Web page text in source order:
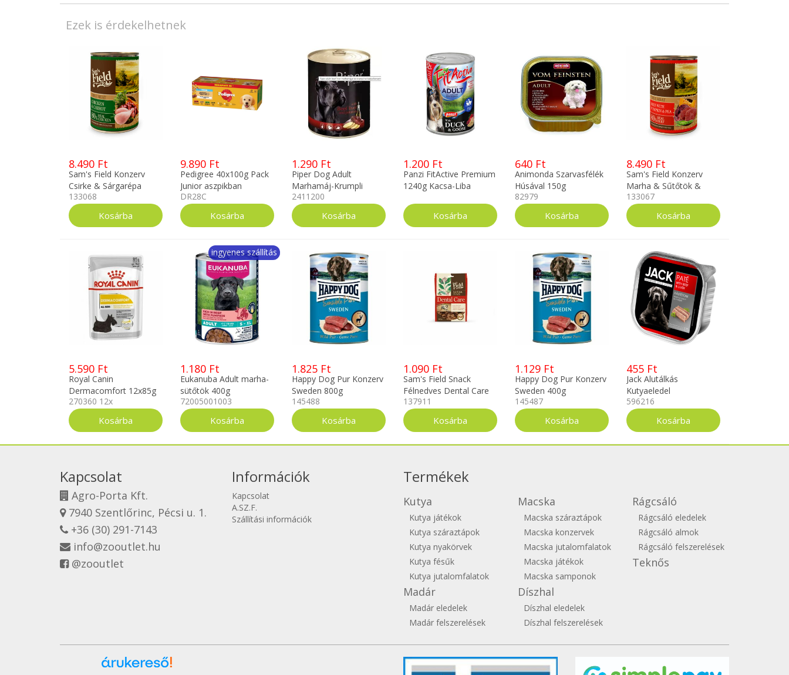
Ezek is érdekelhetnek
8.490 Ft
Sam's Field Konzerv
Csirke & Sárgarépa
6x400g
133068
9.890 Ft
Pedigree 40x100g Pack
Junior aszpikban
DR28C
1.290 Ft
Piper Dog Adult
Marhamáj-Krumpli
konzerv 800g
2411200
1.200 Ft
Panzi FitActive Premium
1240g Kacsa-Liba
640 Ft
Animonda Szarvasfélék
Húsával 150g
82979
8.490 Ft
Sam's Field Konzerv
Marha & Sűtőtök &
Borsó 6x400g
133067
5.590 Ft
Royal Canin
Dermacomfort 12x85g
270360 12x
ingyenes szállítás
1.180 Ft
Eukanuba Adult marha-
sütőtök 400g
72005001003
1.825 Ft
Happy Dog Pur Konzerv
Sweden 800g
145488
1.090 Ft
Sam's Field Snack
Félnedves Dental Care
200g
137911
1.129 Ft
Happy Dog Pur Konzerv
Sweden 400g
145487
455 Ft
Jack Alutálkás
Kutyaeledel
Gabonamentes Marha,
Májpástétom 150g
596216
Kapcsolat
Agro-Porta Kft.
7940 Szentlőrinc, Pécsi u. 1.
+36 (30) 291-7143
info@zooutlet.hu
@zooutlet
Információk
Kapcsolat
A.SZ.F.
Szállítási információk
Termékek
Kutya
Kutya játékok
Kutya száraztápok
Kutya nyakörvek
Kutya fésűk
Kutya jutalomfalatok
Madár
Madár eledelek
Madár felszerelések
Macska
Macska száraztápok
Macska konzervek
Macska jutalomfalatok
Macska játékok
Macska samponok
Díszhal
Díszhal eledelek
Díszhal felszerelések
Rágcsáló
Rágcsáló eledelek
Rágcsáló almok
Rágcsáló felszerelések
Teknős